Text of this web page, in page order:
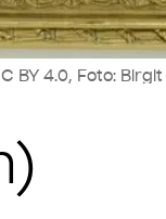
BY 4.0, Foto: